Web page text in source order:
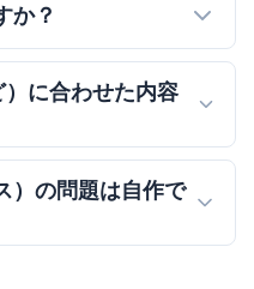
か？
に合わせた内容
）の問題は自作で